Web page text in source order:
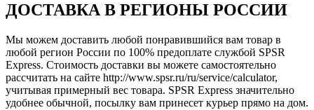
ДОСТАВКА В РЕГИОНЫ РОССИИ
Мы можем доставить любой понравившийся вам товар в
любой регион России по 100% предоплате службой SPSR
Express. Стоимость доставки вы можете самостоятельно
рассчитать на сайте http://www.spsr.ru/ru/service/calculator,
учитывая примерный вес товара. SPSR Express значительно
удобнее обычной, посылку вам принесет курьер прямо на дом.